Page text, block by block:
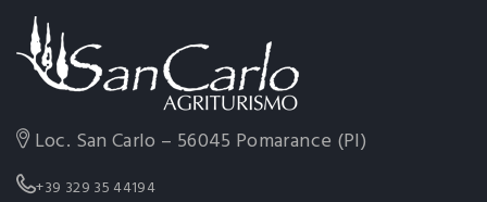
Loc. San Carlo – 56045 Pomarance (PI)
+39 329 35 44194